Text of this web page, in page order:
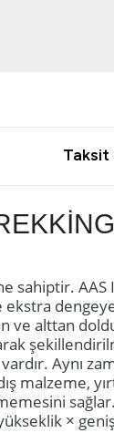
Taksit
sahiptir.
ekstra
ve alttan
×